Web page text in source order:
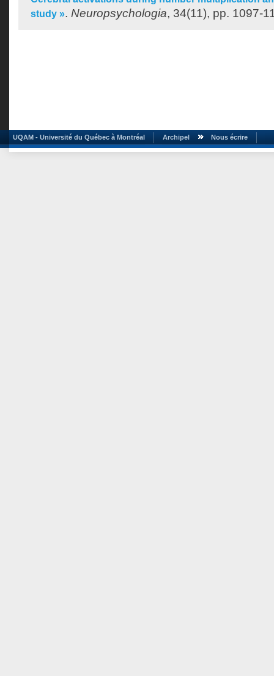
study ». Neuropsychologia, 34(11), pp. 1097-
UQAM - Université du Québec à Montréal Archipel Nous écrire